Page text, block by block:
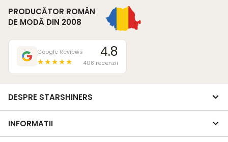
PRODUCĂTOR ROMÂN
DE MODĂ DIN 2008
Google Reviews
★★★★★
4.8
408 recenzii
DESPRE STARSHINERS
INFORMATII